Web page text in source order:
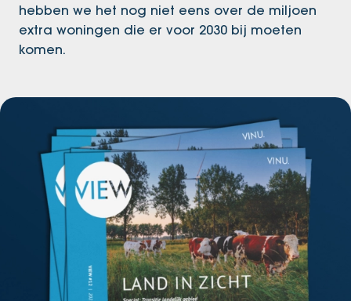
hebben we het nog niet eens over de miljoen
extra woningen die er voor 2030 bij moeten
komen.